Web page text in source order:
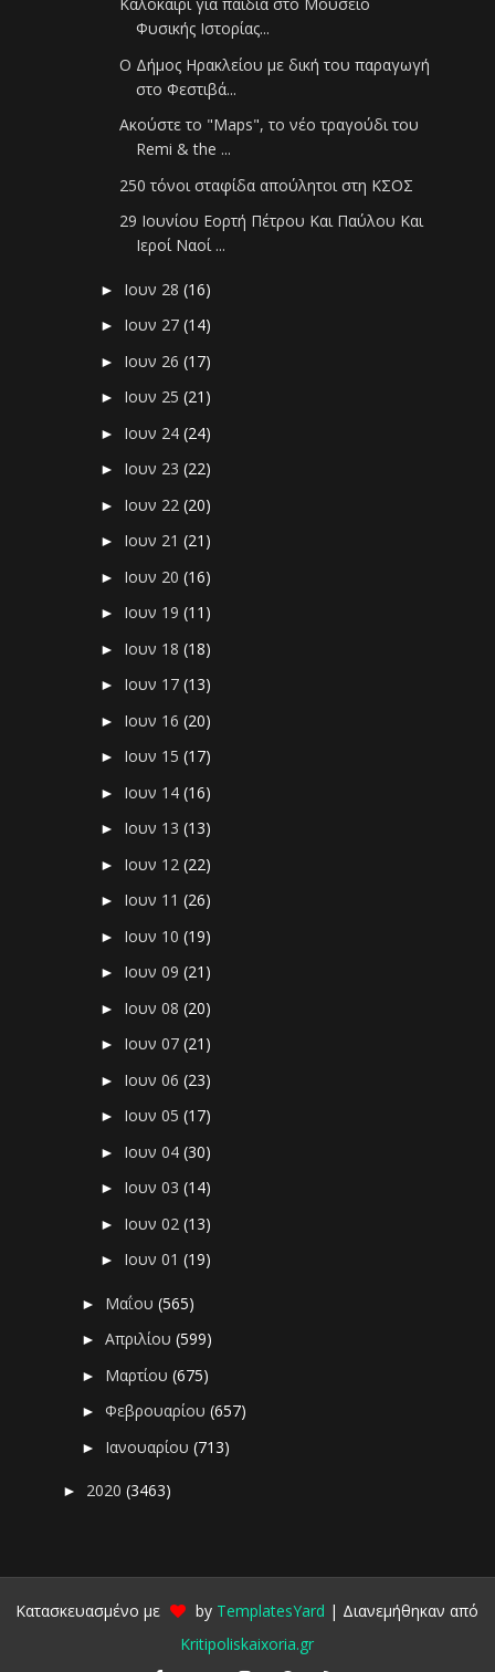
Καλοκαίρι για παιδιά στο Μουσείο
Φυσικής Ιστορίας...
O Δήμος Ηρακλείου με δική του παραγωγή
στο Φεστιβά...
Ακούστε το "Maps", το νέο τραγούδι του
Remi & the ...
250 τόνοι σταφίδα απούλητοι στη ΚΣΟΣ
29 Ιουνίου Εορτή Πέτρου Και Παύλου Και
Ιεροί Ναοί ...
► Ιουν 28(16)
► Ιουν 27(14)
► Ιουν 26(17)
► Ιουν 25(21)
► Ιουν 24(24)
► Ιουν 23(22)
► Ιουν 22(20)
► Ιουν 21(21)
► Ιουν 20(16)
► Ιουν 19(11)
► Ιουν 18(18)
► Ιουν 17(13)
► Ιουν 16(20)
► Ιουν 15(17)
► Ιουν 14(16)
► Ιουν 13(13)
► Ιουν 12(22)
► Ιουν 11(26)
► Ιουν 10(19)
► Ιουν 09(21)
► Ιουν 08(20)
► Ιουν 07(21)
► Ιουν 06(23)
► Ιουν 05(17)
► Ιουν 04(30)
► Ιουν 03(14)
► Ιουν 02(13)
► Ιουν 01(19)
► Μαΐου(565)
►Απριλίου(599)
► Μαρτίου(675)
►Φεβρουαρίου(657)
► Ιανουαρίου(713)
► 2020(3463)
Κατασκευασμένο με by TemplatesYard | Διανεμήθηκαν από
Kritipoliskaixoria.gr